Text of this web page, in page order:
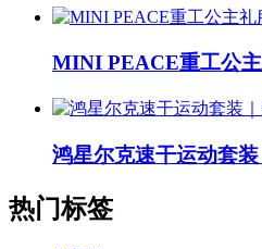
MINI PEACE重工公
鸿星尔克速干运动套
热门标签